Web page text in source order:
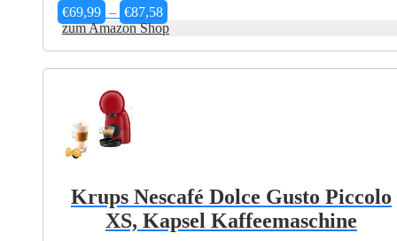
€69,99 – €87,58
€69,99
zum Amazon Shop
Varianten
auf.
Die
Optionen
auf
der
Produktseite
Krups Nescafé Dolce Gusto Piccolo
XS, Kapsel Kaffeemaschine